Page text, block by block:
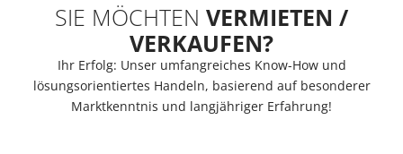
SIE MÖCHTEN VERMIETEN /
VERKAUFEN?
Ihr Erfolg: Unser umfangreiches Know-How und
lösungsorientiertes Handeln, basierend auf besonderer
Marktkenntnis und langjähriger Erfahrung!